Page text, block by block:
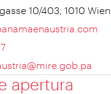
10/403, 1010 Wien
apertura